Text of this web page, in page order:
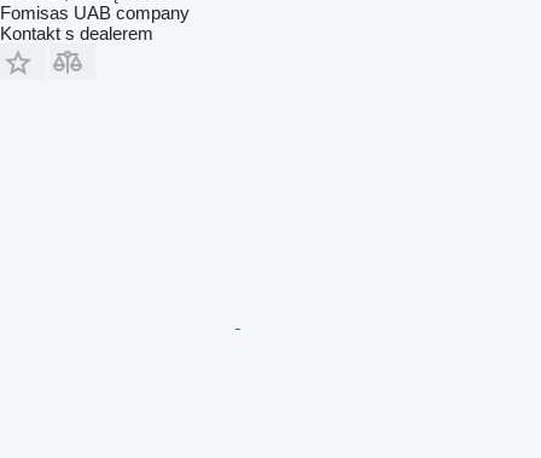
Fomisas UAB company
Kontakt s dealerem